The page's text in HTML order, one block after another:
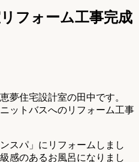
フォーム工事完成
住宅設計室の田中です。
ットバスへのリフォーム工事
スパ」にリフォームしまし
感のあるお風呂になりまし